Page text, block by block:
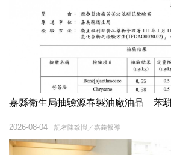
嘉縣衛生局抽驗源春製油廠油品 苯
記者陳致愷／嘉義報導
2026-08-04